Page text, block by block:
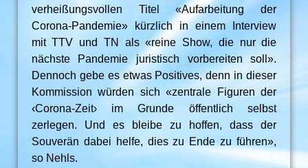
verheißungsvollen Titel «Aufarbeitung der
Corona-Pandemie» kürzlich in einem Interview
mit TTV und TN als «reine Show, die nur die
nächste Pandemie juristisch vorbereiten soll».
Dennoch gebe es etwas Positives, denn in dieser
Kommission würden sich «zentrale Figuren der
‹Corona-Zeit› im Grunde öffentlich selbst
zerlegen. Und es bleibe zu hoffen, dass der
Souverän dabei helfe, dies zu Ende zu führen»,
so Nehls.